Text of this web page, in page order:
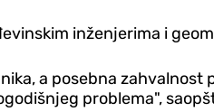
inženjerima i
a posebna
problema",